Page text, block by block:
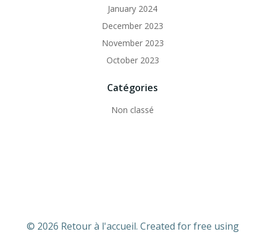
January 2024
December 2023
November 2023
October 2023
Catégories
Non classé
© 2026 Retour à l'accueil. Created for free using